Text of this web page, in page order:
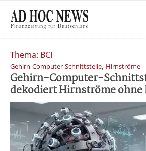
Thema: BCI
Gehirn-Computer-Schnittstelle, Hirnströme
Gehirn-Computer-
dekodiert Hirnströme